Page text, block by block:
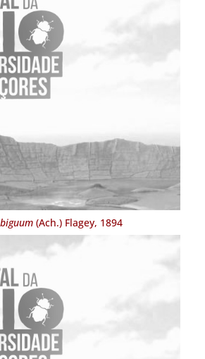
(Ach.) Flagey, 1894